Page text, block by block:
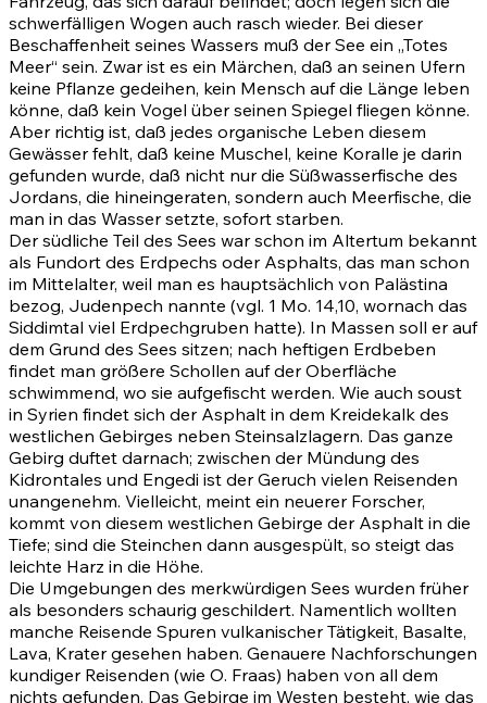
schwerfälligen Wogen auch rasch wieder. Bei dieser
Beschaffenheit seines Wassers muß der See ein „Totes
Meer“ sein. Zwar ist es ein Märchen, daß an seinen Ufern
keine Pflanze gedeihen, kein Mensch auf die Länge leben
könne, daß kein Vogel über seinen Spiegel fliegen könne.
Aber richtig ist, daß jedes organische Leben diesem
Gewässer fehlt, daß keine Muschel, keine Koralle je darin
gefunden wurde, daß nicht nur die Süßwasserfische des
Jordans, die hineingeraten, sondern auch Meerfische, die
man in das Wasser setzte, sofort starben.
Der südliche Teil des Sees war schon im Altertum bekannt
als Fundort des Erdpechs oder Asphalts, das man schon
im Mittelalter, weil man es hauptsächlich von Palästina
bezog, Judenpech nannte (vgl. 1 Mo. 14,10, wornach das
Siddimtal viel Erdpechgruben hatte). In Massen soll er auf
dem Grund des Sees sitzen; nach heftigen Erdbeben
findet man größere Schollen auf der Oberfläche
schwimmend, wo sie aufgefischt werden. Wie auch soust
in Syrien findet sich der Asphalt in dem Kreidekalk des
westlichen Gebirges neben Steinsalzlagern. Das ganze
Gebirg duftet darnach; zwischen der Mündung des
Kidrontales und Engedi ist der Geruch vielen Reisenden
unangenehm. Vielleicht, meint ein neuerer Forscher,
kommt von diesem westlichen Gebirge der Asphalt in die
Tiefe; sind die Steinchen dann ausgespült, so steigt das
leichte Harz in die Höhe.
Die Umgebungen des merkwürdigen Sees wurden früher
als besonders schaurig geschildert. Namentlich wollten
manche Reisende Spuren vulkanischer Tätigkeit, Basalte,
Lava, Krater gesehen haben. Genauere Nachforschungen
kundiger Reisenden (wie O. Fraas) haben von all dem
nichts gefunden. Das Gebirge im Westen besteht, wie das